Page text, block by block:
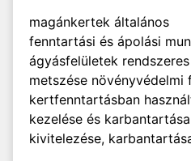
magánkertek általános
fenntartási és ápolási
ágyásfelületek
metszése növényvédelmi
kertfenntartásban
kezelése és
kivitelezése,